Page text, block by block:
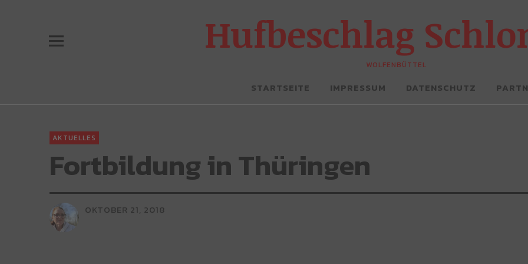
Hufbeschlag
WOLFENBÜTTEL
STARTSEITE IMPRESSUM DATENSCHUTZ
AKTUELLES
Fortbildung in Thüringen
OKTOBER 21, 2018